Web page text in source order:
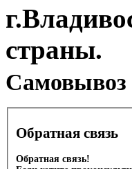
страны.
Cамовывоз
Обратная связь
Обратная связь!